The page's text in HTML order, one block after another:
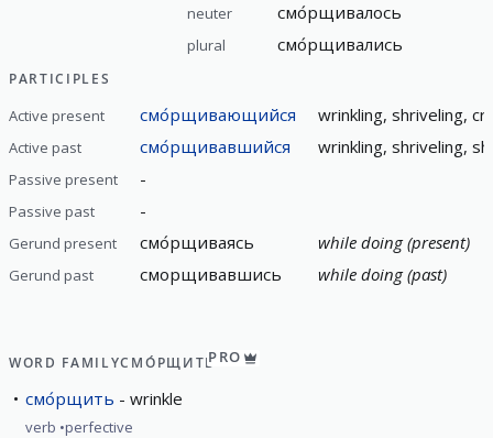
neuter смо́рщивалось
plural смо́рщивались
PARTICIPLES
Active present смо́рщивающийся wrinkling, shriveling,
Active past смо́рщивавшийся wrinkling, shriveling,
Passive present -
Passive past -
Gerund present смо́рщиваясь while doing (present)
Gerund past сморщивавшись while doing (past)
WORD FAMILYСМО́РЩИТЬPRO
смо́рщить wrinkle
verb perfective